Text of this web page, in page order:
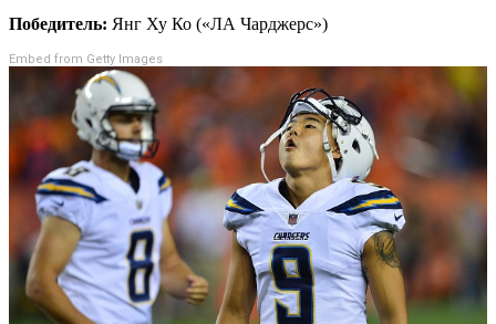
Победитель: Янг Ху Ко («ЛА Чарджерс»)
Embed from Getty Images